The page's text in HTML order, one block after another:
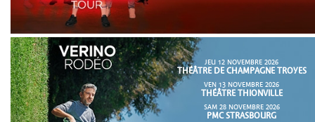
JEU 12 NOVEMBRE 2026
THÉÂTRE DE CHAMPAGNE TROYES
VEN 13 NOVEMBRE 2026
THÉÂTRE THIONVILLE
SAM 28 NOVEMBRE 2026
PMC STRASBOURG